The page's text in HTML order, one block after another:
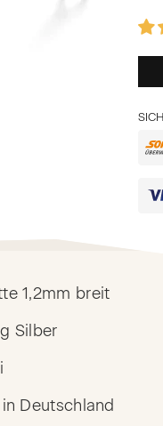
1,2mm breit
Silber
Deutschland